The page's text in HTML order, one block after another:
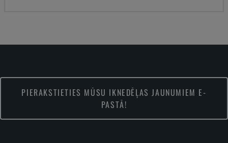
PIERAKSTIETIES MŪSU IKNEDĒĻAS JAUNUMIEM E-
PASTĀ!